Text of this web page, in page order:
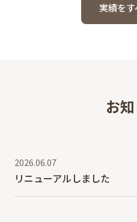
実績を
お
2026.06.07
リニューアルしました